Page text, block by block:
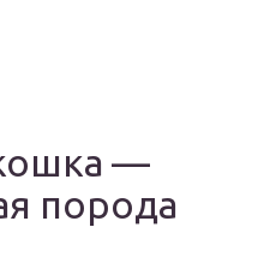
—
порода